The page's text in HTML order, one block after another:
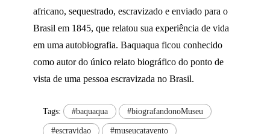
africano, sequestrado, escravizado e enviado para o
Brasil em 1845, que relatou sua experiência de vida
em uma autobiografia. Baquaqua ficou conhecido
como autor do único relato biográfico do ponto de
vista de uma pessoa escravizada no Brasil.
Tags: #baquaqua #biografandonoMuseu
#escravidao #museucatavento